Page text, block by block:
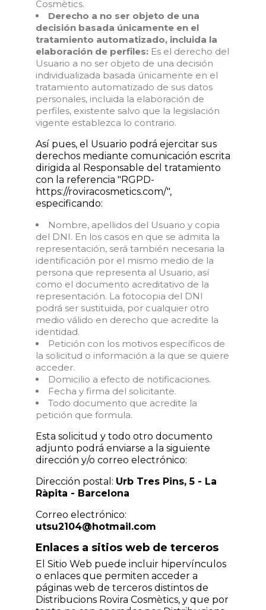
Cosmètics.
Derecho a no ser objeto de una
decisión basada únicamente en el
tratamiento automatizado, incluida la
elaboración de perfiles: Es el derecho del
Usuario a no ser objeto de una decisión
individualizada basada únicamente en el
tratamiento automatizado de sus datos
personales, incluida la elaboración de
perfiles, existente salvo que la legislación
vigente establezca lo contrario.
Así pues, el Usuario podrá ejercitar sus
derechos mediante comunicación escrita
dirigida al Responsable del tratamiento
con la referencia "RGPD-
https://roviracosmetics.com/",
especificando:
Nombre, apellidos del Usuario y copia
del DNI. En los casos en que se admita la
representación, será también necesaria la
identificación por el mismo medio de la
persona que representa al Usuario, así
como el documento acreditativo de la
representación. La fotocopia del DNI
podrá ser sustituida, por cualquier otro
medio válido en derecho que acredite la
identidad.
Petición con los motivos específicos de
la solicitud o información a la que se quiere
acceder.
Domicilio a efecto de notificaciones.
Fecha y firma del solicitante.
Todo documento que acredite la
petición que formula.
Esta solicitud y todo otro documento
adjunto podrá enviarse a la siguiente
dirección y/o correo electrónico:
Dirección postal: Urb Tres Pins, 5 - La
Ràpita - Barcelona
Correo electrónico:
utsu2104@hotmail.com
Enlaces a sitios web de terceros
El Sitio Web puede incluir hipervínculos
o enlaces que permiten acceder a
páginas web de terceros distintos de
Distribucions Rovira Cosmètics, y que por